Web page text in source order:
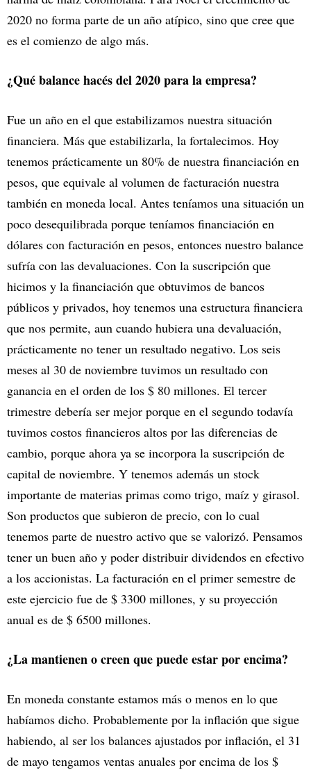
2020 no forma parte de un año atípico, sino que cree que
es el comienzo de algo más.
¿Qué balance hacés del 2020 para la empresa?
Fue un año en el que estabilizamos nuestra situación
financiera. Más que estabilizarla, la fortalecimos. Hoy
tenemos prácticamente un 80% de nuestra financiación en
pesos, que equivale al volumen de facturación nuestra
también en moneda local. Antes teníamos una situación un
poco desequilibrada porque teníamos financiación en
dólares con facturación en pesos, entonces nuestro balance
sufría con las devaluaciones. Con la suscripción que
hicimos y la financiación que obtuvimos de bancos
públicos y privados, hoy tenemos una estructura financiera
que nos permite, aun cuando hubiera una devaluación,
prácticamente no tener un resultado negativo. Los seis
meses al 30 de noviembre tuvimos un resultado con
ganancia en el orden de los $ 80 millones. El tercer
trimestre debería ser mejor porque en el segundo todavía
tuvimos costos financieros altos por las diferencias de
cambio, porque ahora ya se incorpora la suscripción de
capital de noviembre. Y tenemos además un stock
importante de materias primas como trigo, maíz y girasol.
Son productos que subieron de precio, con lo cual
tenemos parte de nuestro activo que se valorizó. Pensamos
tener un buen año y poder distribuir dividendos en efectivo
a los accionistas. La facturación en el primer semestre de
este ejercicio fue de $ 3300 millones, y su proyección
anual es de $ 6500 millones.
¿La mantienen o creen que puede estar por encima?
En moneda constante estamos más o menos en lo que
habíamos dicho. Probablemente por la inflación que sigue
habiendo, al ser los balances ajustados por inflación, el 31
de mayo tengamos ventas anuales por encima de los $